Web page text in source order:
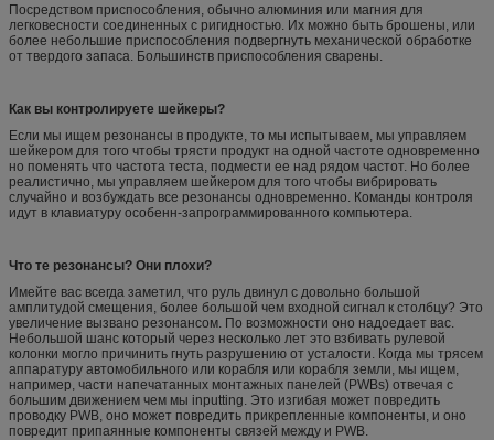
Посредством приспособления, обычно алюминия или магния для
легковесности соединенных с ригидностью. Их можно быть брошены, или
более небольшие приспособления подвергнуть механической обработке
от твердого запаса. Большинств приспособления сварены.
Как вы контролируете шейкеры?
Если мы ищем резонансы в продукте, то мы испытываем, мы управляем
шейкером для того чтобы трясти продукт на одной частоте одновременно
но поменять что частота теста, подмести ее над рядом частот. Но более
реалистично, мы управляем шейкером для того чтобы вибрировать
случайно и возбуждать все резонансы одновременно. Команды контроля
идут в клавиатуру особенн-запрограммированного компьютера.
Что те резонансы? Они плохи?
Имейте вас всегда заметил, что руль двинул с довольно большой
амплитудой смещения, более большой чем входной сигнал к столбцу? Это
увеличение вызвано резонансом. По возможности оно надоедает вас.
Небольшой шанс который через несколько лет это взбивать рулевой
колонки могло причинить гнуть разрушению от усталости. Когда мы трясем
аппаратуру автомобильного или корабля или корабля земли, мы ищем,
например, части напечатанных монтажных панелей (PWBs) отвечая с
большим движением чем мы inputting. Это изгибая может повредить
проводку PWB, оно может повредить прикрепленные компоненты, и оно
повредит припаянные компоненты связей между и PWB.